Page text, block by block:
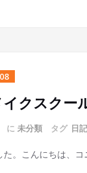
クスクー
に 未分類 タグ 日記
た。こんにちは、コ